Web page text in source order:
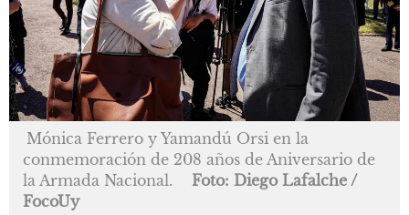
Mónica Ferrero y Yamandú Orsi en la
conmemoración de 208 años de Aniversario de
la Armada Nacional.
Foto: Diego Lafalche /
FocoUy